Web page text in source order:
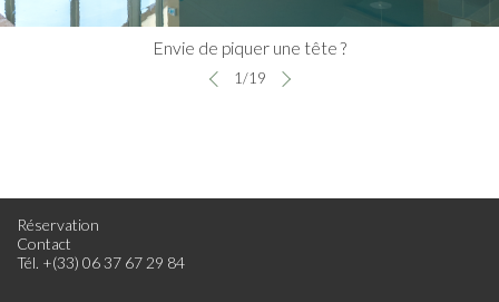
Envie de piquer une tête ?
1/19
Réservation
Contact
Tél. +(33) 06 37 67 29 84